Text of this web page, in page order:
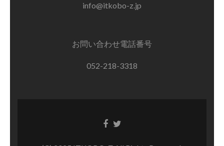
info@itkobo-z.jp
お問い合わせ電話番号
052-218-3318
Facebook
Twitter